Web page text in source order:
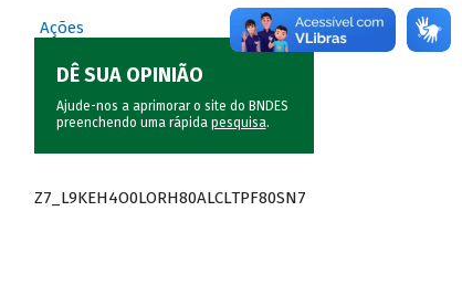
Ações
DÊ SUA OPINIÃO
Ajude-nos a aprimorar o site do BNDES
preenchendo uma rápida pesquisa.
Z7_L9KEH4O0LORH80ALCLTPF80SN7